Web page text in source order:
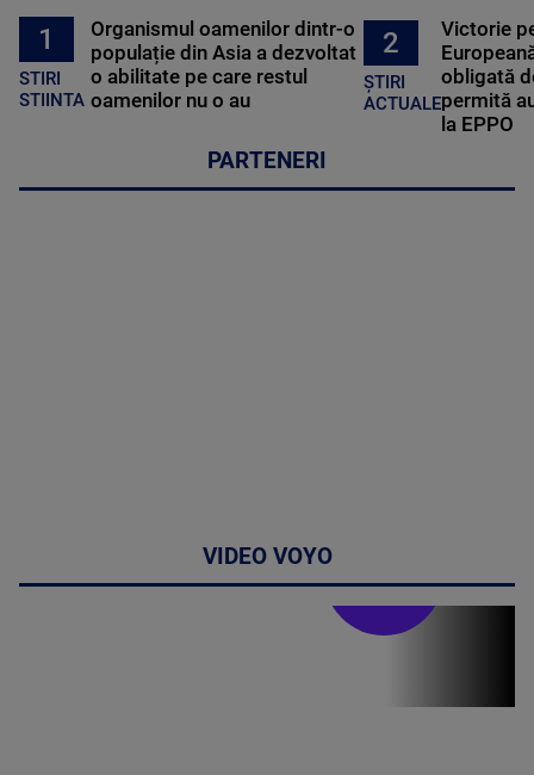
1
STIRI
STIINTA
Organismul oamenilor dintr-o
populație din Asia a dezvoltat
o abilitate pe care restul
oamenilor nu o au
2
ȘTIRI
ACTUALE
Victorie
obligată
permită
la EPPO
PARTENERI
VIDEO VOYO